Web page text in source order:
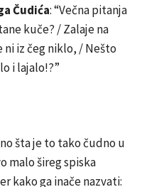
Čudića: “Večna pitanja
kuče? / Zalaje na
iz čeg niklo, / Nešto
i lajalo!?”
šta je to tako čudno u
malo šireg spiska
kako ga inače nazvati: